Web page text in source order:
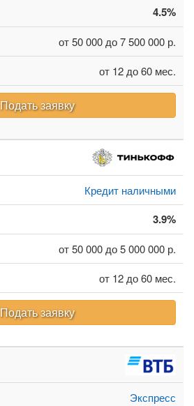
4.5%
от 50 000 до 7 500 000 р.
от 12 до 60 мес.
Подать заявку
Кредит наличными
3.9%
от 50 000 до 5 000 000 р.
от 12 до 60 мес.
Подать заявку
Экспресс